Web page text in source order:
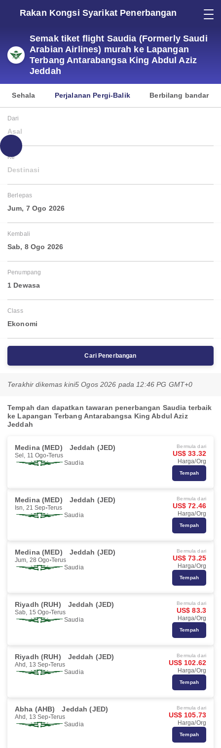
Rakan Kongsi Syarikat Penerbangan
Semak tiket flight Saudia (Formerly Saudi
Arabian Airlines) murah ke Lapangan
Terbang Antarabangsa King Abdul Aziz
Jeddah
Sehala Perjalanan Pergi-Balik Berbilang bandar
Dari
Asal
Ke
Destinasi
Berlepas
Jum, 7 Ogo 2026
Kembali
Sab, 8 Ogo 2026
Penumpang
1 Dewasa
Class
Ekonomi
Cari Penerbangan
Terakhir dikemas kini5 Ogos 2026 pada 12:46 PG GMT+0
Tempah dan dapatkan tawaran penerbangan Saudia terbaik
ke Lapangan Terbang Antarabangsa King Abdul Aziz
Jeddah
Medina (MED) Jeddah (JED)
Sel, 11 Ogo Terus
Saudia
Bermula dari
US$ 33.32
Harga/Org
Tempah
Medina (MED) Jeddah (JED)
Isn, 21 Sep Terus
Saudia
Bermula dari
US$ 72.46
Harga/Org
Tempah
Medina (MED) Jeddah (JED)
Jum, 28 Ogo Terus
Saudia
Bermula dari
US$ 73.25
Harga/Org
Tempah
Riyadh (RUH) Jeddah (JED)
Sab, 15 Ogo Terus
Saudia
Bermula dari
US$ 83.3
Harga/Org
Tempah
Riyadh (RUH) Jeddah (JED)
Ahd, 13 Sep Terus
Saudia
Bermula dari
US$ 102.62
Harga/Org
Tempah
Abha (AHB) Jeddah (JED)
Ahd, 13 Sep Terus
Saudia
Bermula dari
US$ 105.73
Harga/Org
Tempah